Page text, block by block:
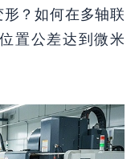
？如何在多轴联
置公差达到微米